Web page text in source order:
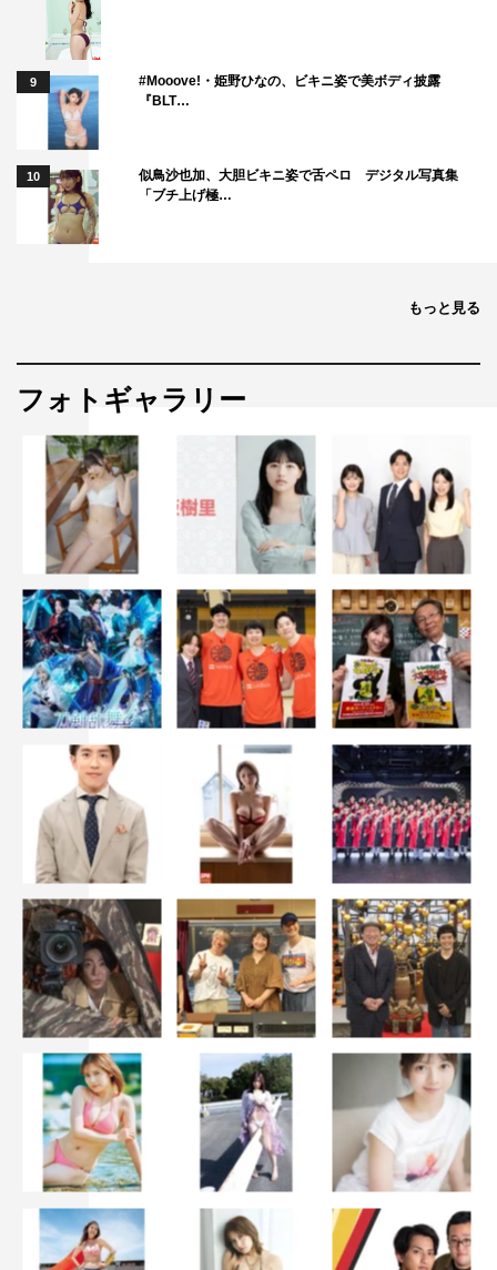
9
#Mooove!・姫野ひなの、ビキニ姿で美ボディ披露
『BLT…
10
似鳥沙也加、大胆ビキニ姿で舌ペロ デジタル写真集
「ブチ上げ極…
もっと見る
フォトギャラリー